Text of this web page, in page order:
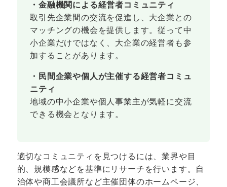
・金融機関による経営者コミュニティ
取引先企業間の交流を促進し、大企業との
マッチングの機会を提供します。従って中
小企業だけではなく、大企業の経営者も参
加することがあります。
・民間企業や個人が主催する経営者コミュ
ニティ
地域の中小企業や個人事業主が気軽に交流
できる機会となります。
適切なコミュニティを見つけるには、業界や目
的、規模感などを基準にリサーチを行います。自
治体や商工会議所など主催団体のホームページ、